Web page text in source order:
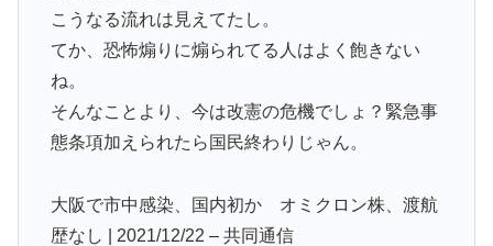
こうなる流れは見えてたし。
てか、恐怖煽りに煽られてる人はよく飽きない
ね。
そんなことより、今は改憲の危機でしょ？緊急事
態条項加えられたら国民終わりじゃん。
大阪で市中感染、国内初か オミクロン株、渡航
歴なし | 2021/12/22 – 共同通信